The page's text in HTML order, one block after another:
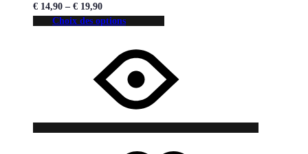
€ 14,90 – € 19,90
Choix des options